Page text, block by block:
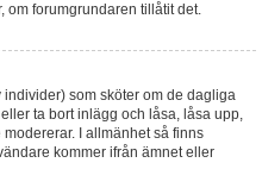
om forumgrundaren tillåtit det.
som sköter om de dagliga
ta bort inlägg och låsa, låsa upp,
I allmänhet så finns
kommer ifrån ämnet eller